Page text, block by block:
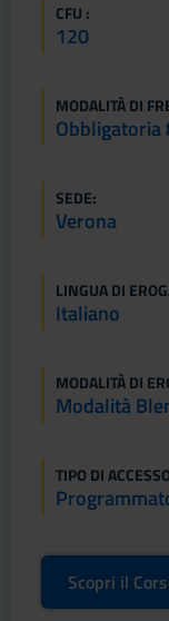
CFU :
120
MODALITÀ DI
Obbligatoria
SEDE:
Verona
LINGUA DI
Italiano
MODALITÀ DI
Modalità
TIPO DI
Scopri il